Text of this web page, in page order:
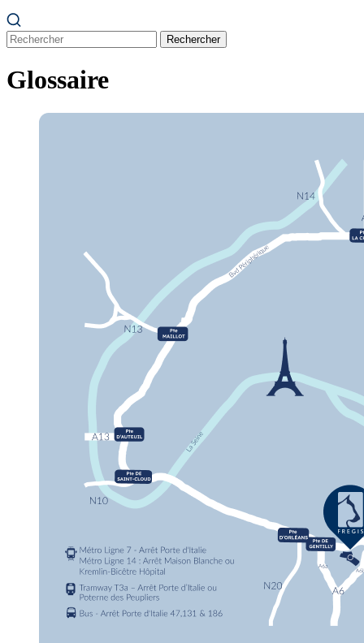
Rechercher
Glossaire